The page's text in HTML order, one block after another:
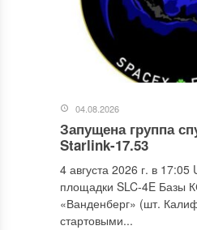
04.08.2026
Запущена группа
Starlink-17.53
4 августа 2026 г. в
площадки SLC-4E Базы
«Ванденберг» (шт.
стартовыми...